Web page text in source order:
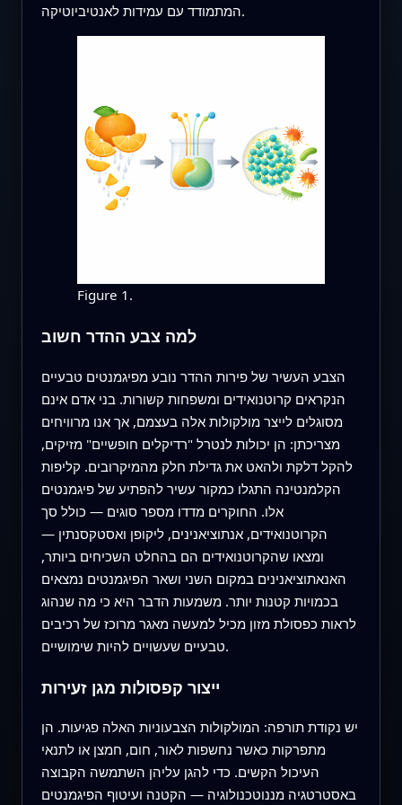
המתמודד עם עמידות לאנטיביוטיקה.
Figure 1.
למה צבע ההדר חשוב
הצבע העשיר של פירות ההדר נובע מפיגמנטים טבעיים
הנקראים קרוטנואידים ומשפחות קשורות. בני אדם אינם
מסוגלים לייצר מולקולות אלה בעצמם, אך אנו מרוויחים
מצריכתן: הן יכולות לנטרל "רדיקלים חופשיים" מזיקים,
להקל דלקת ולהאט את גדילת חלק מהמיקרובים. קליפות
הקלמנטינה התגלו כמקור עשיר להפתיע של פיגמנטים
אלו. החוקרים מדדו מספר סוגים — כולל סך
הקרוטנואידים, אנתוציאנינים, ליקופן ואסטקסנתין —
ומצאו שהקרוטנואידים הם בהחלט השכיחים ביותר,
האנאתוציאנינים במקום השני ושאר הפיגמנטים נמצאים
בכמויות קטנות יותר. משמעות הדבר היא כי מה שנהוג
לראות כפסולת מזון מכיל למעשה מאגר מרוכז של רכיבים
טבעיים שעשויים להיות שימושיים.
ייצור קפסולות מגן זעירות
יש נקודת תורפה: המולקולות הצבעוניות האלה פגיעות. הן
מתפרקות כאשר נחשפות לאור, חום, חמצן או לתנאי
העיכול הקשים. כדי להגן עליהן השתמשה הקבוצה
באסטרטגיה מננוטכנולוגיה — הקטנה ועיטוף הפיגמנטים